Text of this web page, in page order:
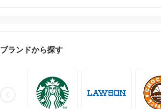
ブランドから探す